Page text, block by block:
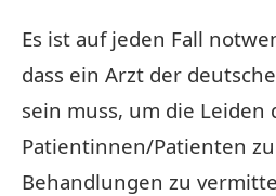
Es ist auf jeden Fall
dass ein Arzt der
sein muss, um die Leiden
Patientinnen/Patienten
Behandlungen zu